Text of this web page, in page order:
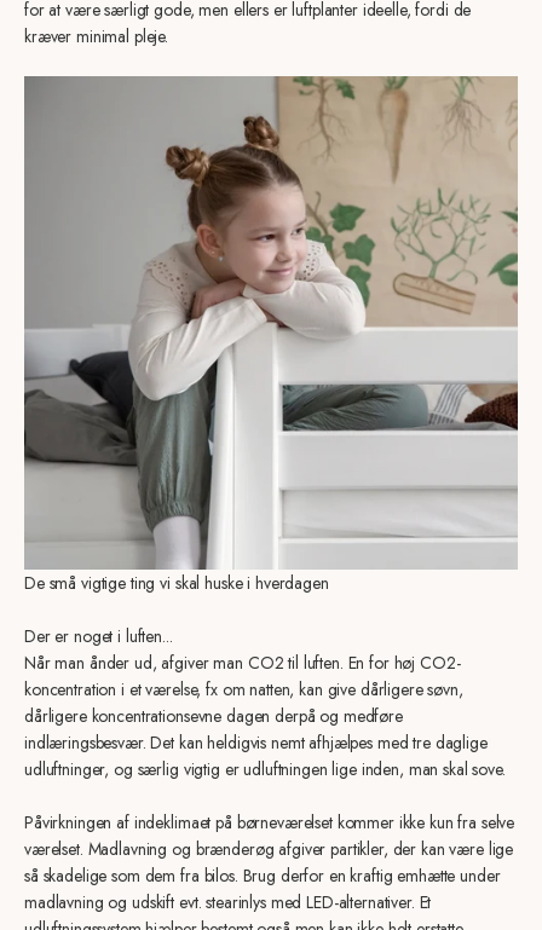
for at være særligt gode, men ellers er luftplanter ideelle, fordi de
kræver minimal pleje.
De små vigtige ting vi skal huske i hverdagen
Der er noget i luften...
Når man ånder ud, afgiver man CO2 til luften. En for høj CO2-
koncentration i et værelse, fx om natten, kan give dårligere søvn,
dårligere koncentrationsevne dagen derpå og medføre
indlæringsbesvær. Det kan heldigvis nemt afhjælpes med tre daglige
udluftninger, og særlig vigtig er udluftningen lige inden, man skal sove.
Påvirkningen af indeklimaet på børneværelset kommer ikke kun fra selve
værelset. Madlavning og brænderøg afgiver partikler, der kan være lige
så skadelige som dem fra bilos. Brug derfor en kraftig emhætte under
madlavning og udskift evt. stearinlys med LED-alternativer. Et